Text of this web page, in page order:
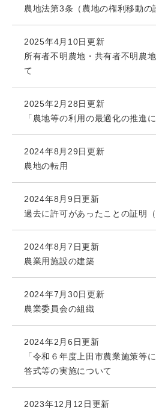
農地法第3条（農地の権利移動の
2025年4月10日更新
所有者不明農地・共有者不明農
て
2025年2月28日更新
「農地等の利用の最適化の推進
2024年8月29日更新
農地の転用
2024年8月9日更新
過去に許可があったことの証明（
2024年8月7日更新
農業用施設の建築
2024年7月30日更新
農業委員会の組織
2024年2月6日更新
「令和６年度上田市農業施策等
答式等の実施について
2023年12月12日更新